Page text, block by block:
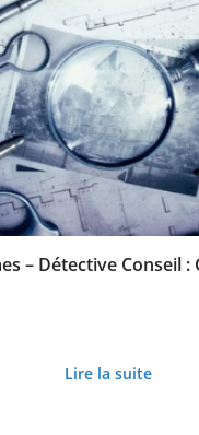
– Détective Conseil
Lire la suite